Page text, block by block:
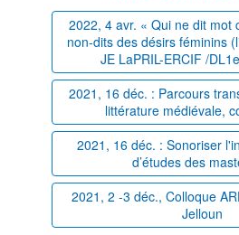
2022, 4 avr. « Qui ne dit mot
non-dits des désirs féminins
JE LaPRIL-ERCIF /
2021, 16 déc. : Parcours
littérature médiévale,
2021, 16 déc. : Sonoriser
d’études des
2021, 2 -3 déc., Colloque
Jelloun